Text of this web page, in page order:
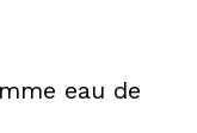
eau de